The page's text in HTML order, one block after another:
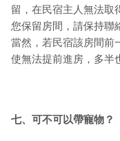
留，在民宿主人無法取
您保留房間，請保持聯
當然，若民宿該房間前
使無法提前進房，多半
七、可不可以帶寵物？